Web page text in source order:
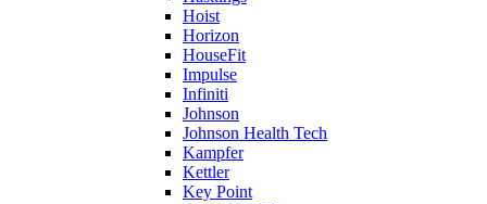
Hoist
Horizon
HouseFit
Impulse
Infiniti
Johnson
Johnson Health Tech
Kampfer
Kettler
Key Point